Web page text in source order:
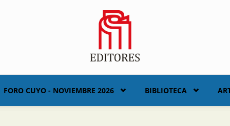
FORO CUYO - NOVIEMBRE 2026 BIBLIOTECA